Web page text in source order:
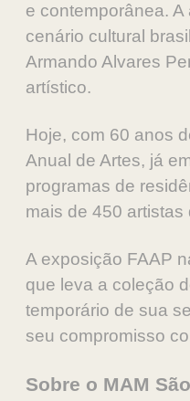
e contemporânea.
cenário cultural
Armando Alvares
artístico.
Hoje, com 60 anos
Anual de Artes, já
programas de
mais de 450
A exposição FAAP
que leva a coleção
temporário de sua
seu compromisso
Sobre o MAM